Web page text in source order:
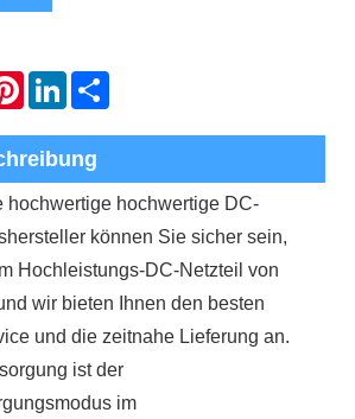
PinterestLinkedIn
hochwertige hochwertige DC-
können Sie sicher sein,
Hochleistungs-DC-Netzteil von
wir bieten Ihnen den besten
und die zeitnahe Lieferung an.
ist der
im